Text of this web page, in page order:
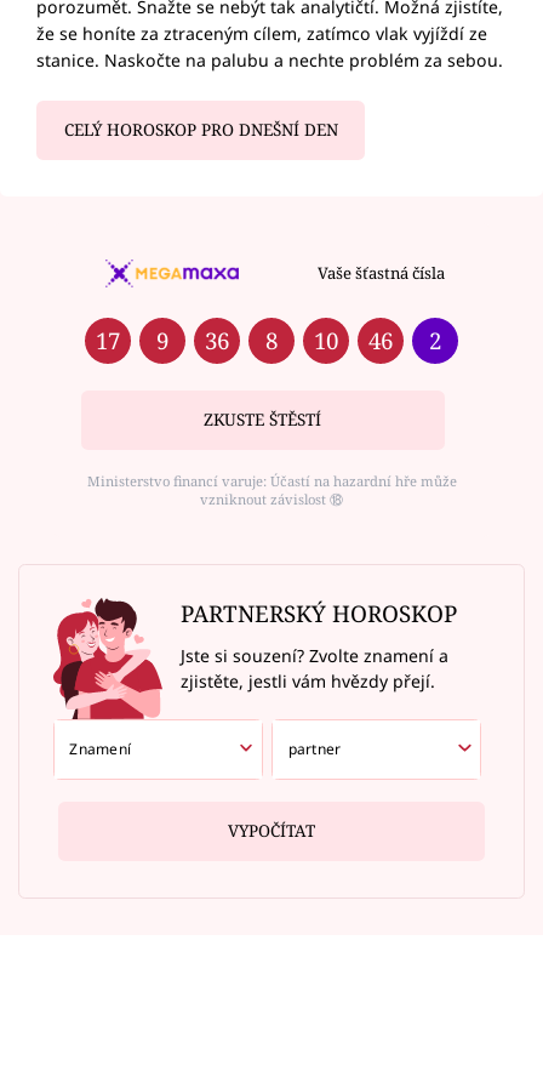
porozumět. Snažte se nebýt tak analytičtí. Možná zjistíte,
že se honíte za ztraceným cílem, zatímco vlak vyjíždí ze
stanice. Naskočte na palubu a nechte problém za sebou.
CELÝ HOROSKOP PRO DNEŠNÍ DEN
Vaše šťastná čísla
17 9 36 8 10 46 2
ZKUSTE ŠTĚSTÍ
Ministerstvo financí varuje: Účastí na hazardní hře může
vzniknout závislost ⑱
PARTNERSKÝ HOROSKOP
Jste si souzení? Zvolte znamení a
zjistěte, jestli vám hvězdy přejí.
VYPOČÍTAT